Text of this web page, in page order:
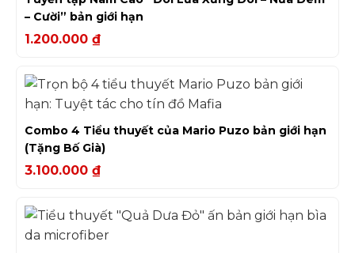
– Cười” bản giới hạn
1.200.000 ₫
Combo 4 Tiểu thuyết của Mario Puzo bản giới hạn
(Tặng Bố Già)
3.100.000 ₫